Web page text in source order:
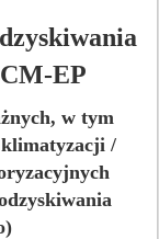
EP
w tym
/